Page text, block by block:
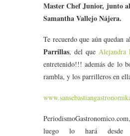
Master Chef Junior, junto
Samantha Vallejo Nájera.
Te recuerdo que aún quedan
Parrillas, del que Alejandra
entretenido!!! además de lo
rambla, y los parrilleros en
luego lo hará desde